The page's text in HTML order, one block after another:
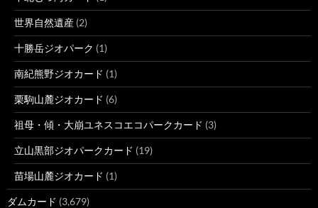
世界自然遺産 (2)
十勝岳ジオパーク (1)
南紀熊野ジオカード (1)
栗駒山麓ジオカード (6)
祖母・傾・大崩ユネスコエコパークカード (3)
立山黒部ジオパークカード (19)
苗場山麓ジオカード (1)
ダムカード (3,679)